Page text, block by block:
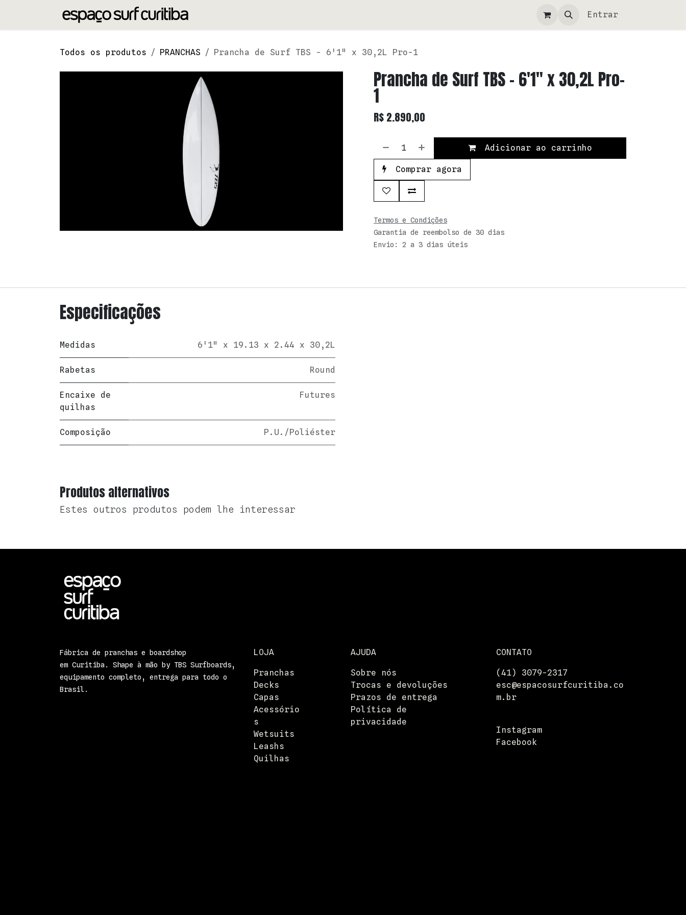
Entrar
Todos os produtos PRANCHAS Prancha de Surf TBS - 6'1" x 30,2L Pro-1
Prancha de Surf TBS - 6'1" x 30,2L Pro-
1
R$2.890,00
Adicionar ao carrinho
Comprar agora
Termos e Condições
Garantia de reembolso de 30 dias
Envio: 2 a 3 dias úteis
Especificações
Medidas 6'1" x 19.13 x 2.44 x 30,2L
Rabetas Round
Encaixe de
quilhas
Futures
Composição P.U./Poliéster
Produtos alternativos
Estes outros produtos podem lhe interessar
Fábrica de pranchas e boardshop
em Curitiba. Shape à mão by TBS Surfboards,
equipamento completo, entrega para todo o
Brasil.
LOJA
Pranchas
Decks
Capas
Acessório
s
Wetsuits
Leashs
Quilhas
AJUDA
Sobre nós
Trocas e devoluções
Prazos de entrega
Política de
privacidade
CONTATO
(41) 3079-2317
esc@espacosurfcuritiba.co
m.br
Instagram
Facebook